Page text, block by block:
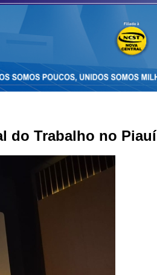
do Trabalho no Piauí